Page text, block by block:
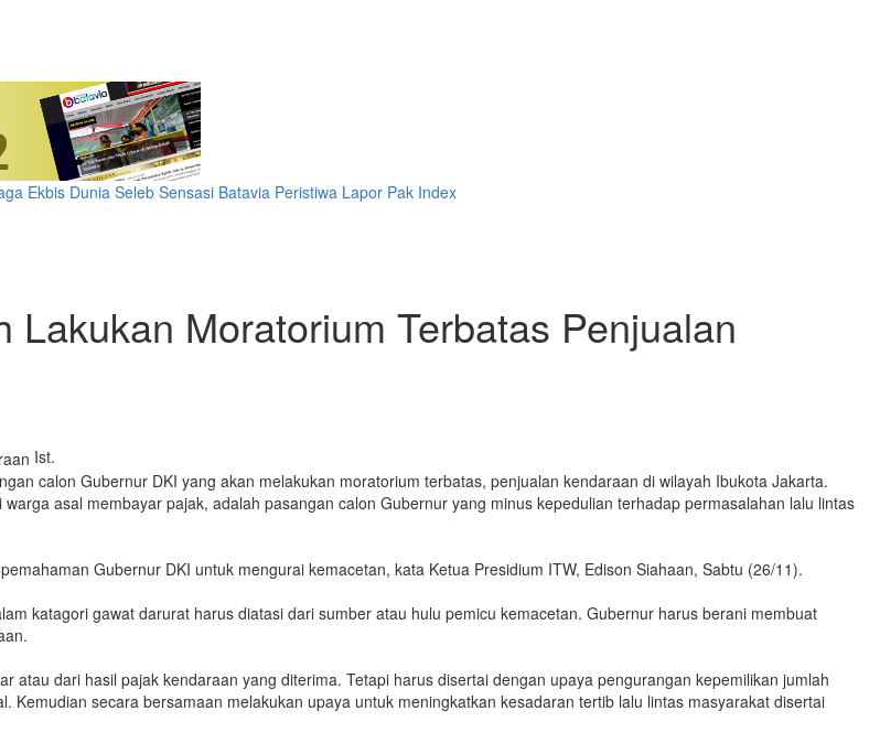
Ekbis Dunia Seleb Sensasi Batavia Peristiwa Lapor Pak Index
Moratorium Terbatas Penjualan
Ist.
calon Gubernur DKI yang akan melakukan moratorium terbatas, penjualan kendaraan di wilayah Ibukota Jakarta.
asal membayar pajak, adalah pasangan calon Gubernur yang minus kepedulian terhadap permasalahan lalu lintas
Gubernur DKI untuk mengurai kemacetan, kata Ketua Presidium ITW, Edison Siahaan, Sabtu (26/11).
katagori gawat darurat harus diatasi dari sumber atau hulu pemicu kemacetan. Gubernur harus berani membuat
atau dari hasil pajak kendaraan yang diterima. Tetapi harus disertai dengan upaya pengurangan kepemilikan jumlah
secara bersamaan melakukan upaya untuk meningkatkan kesadaran tertib lalu lintas masyarakat disertai